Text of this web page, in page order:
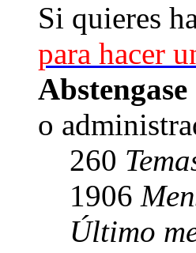
Si quieres
para hacer
o
260
1906
Último